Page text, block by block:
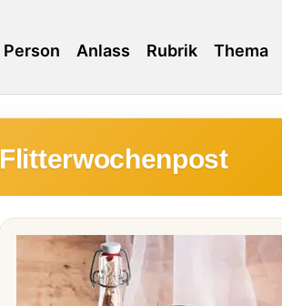
Person Anlass Rubrik Thema
Flitterwochenpost